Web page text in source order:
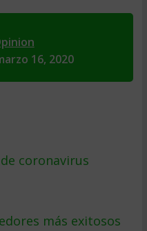
16, 2020
coronavirus
más exitosos